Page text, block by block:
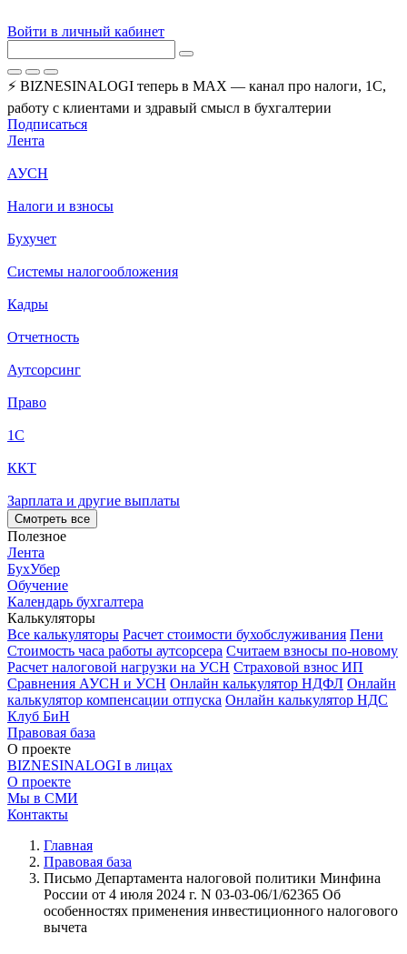
Войти в личный кабинет
⚡ BIZNESINALOGI теперь в MAX — канал про налоги, 1С,
работу с клиентами и здравый смысл в бухгалтерии
Подписаться
Лента
АУСН
Налоги и взносы
Бухучет
Системы налогообложения
Кадры
Отчетность
Аутсорсинг
Право
1С
ККТ
Зарплата и другие выплаты
Смотреть все
Полезное
Лента
БухУбер
Обучение
Календарь бухгалтера
Калькуляторы
Все калькуляторы Расчет стоимости бухобслуживания Пени
Стоимость часа работы аутсорсера Считаем взносы по-новому
Расчет налоговой нагрузки на УСН Страховой взнос ИП
Сравнения АУСН и УСН Онлайн калькулятор НДФЛ Онлайн
калькулятор компенсации отпуска Онлайн калькулятор НДС
Клуб БиН
Правовая база
О проекте
BIZNESINALOGI в лицах
О проекте
Мы в СМИ
Контакты
Главная
Правовая база
Письмо Департамента налоговой политики Минфина
России от 4 июля 2024 г. N 03-03-06/1/62365 Об
особенностях применения инвестиционного налогового
вычета